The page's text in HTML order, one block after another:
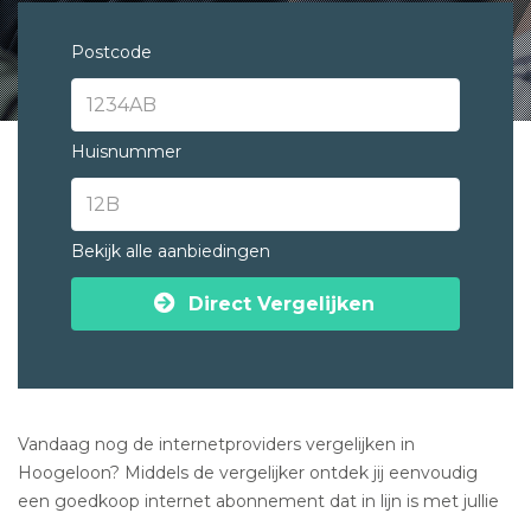
Postcode
Huisnummer
Bekijk alle aanbiedingen
Direct Vergelijken
Vandaag nog de internetproviders vergelijken in
Hoogeloon? Middels de vergelijker ontdek jij eenvoudig
een goedkoop internet abonnement dat in lijn is met jullie